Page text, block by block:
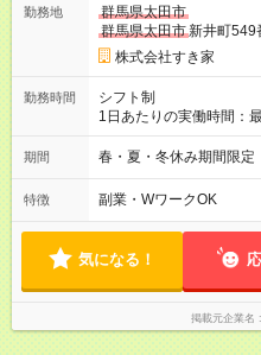
同時給）
勤務地
群馬県太田市
群馬県太田市新井町549
株式会社すき家
勤務時間
シフト制
1日あたりの実働時間：
週2日～・1日2h～OK◎
のみ勤務可能です（18歳未
す。 必ず、2名以上での
す。
期間 春・夏・冬休み期間限定
特徴 副業・WワークOK
気になる！
掲載元企業名